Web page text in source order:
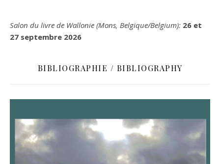
Salon du livre de Wallonie (Mons, Belgique/Belgium): 26 et
27 septembre 2026
BIBLIOGRAPHIE / BIBLIOGRAPHY